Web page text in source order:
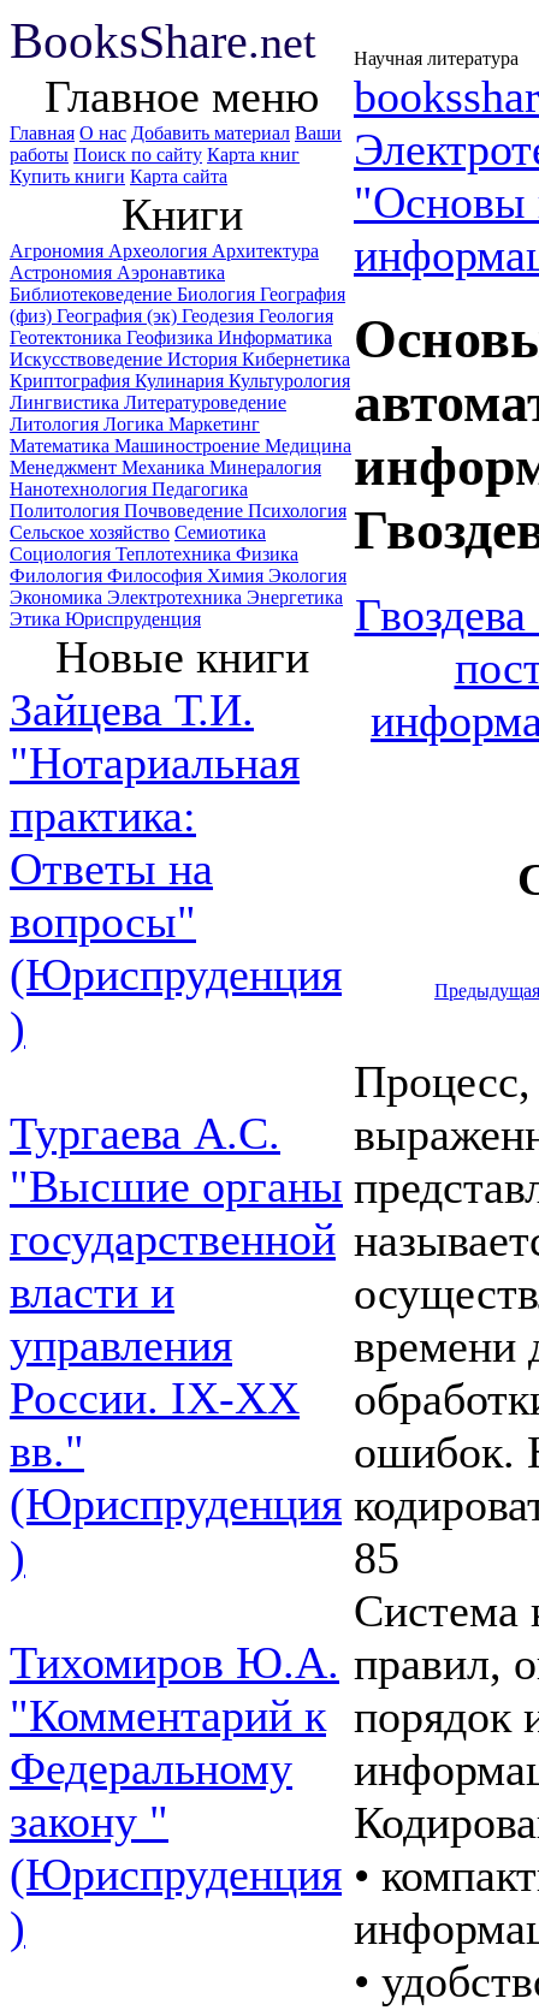
BooksShare.net Научная литература
Главное меню
Главная О нас Добавить материал Ваши
работы Поиск по сайту Карта книг
Купить книги Карта сайта
Книги
Агрономия Археология Архитектура
Астрономия Аэронавтика
Библиотековедение Биология География
(физ) География (эк) Геодезия Геология
Геотектоника Геофизика Информатика
Искусствоведение История Кибернетика
Криптография Кулинария Культурология
Лингвистика Литературоведение
Литология Логика Маркетинг
Математика Машиностроение Медицина
Менеджмент Механика Минералогия
Нанотехнология Педагогика
Политология Почвоведение Психология
Сельское хозяйство Семиотика
Социология Теплотехника Физика
Филология Философия Химия Экология
Экономика Электротехника Энергетика
Этика Юриспруденция
Новые книги
Зайцева Т.И.
"Нотариальная
практика:
Ответы на
вопросы"
(Юриспруденция
)
Тургаева А.С.
"Высшие органы
государственной
власти и
управления
России. IХ-ХХ
вв."
(Юриспруденция
)
Тихомиров Ю.А.
"Комментарий к
Федеральному
закону "
(Юриспруденция
)
"Основы
Предыдущая
времени
ошибок.
85
Система
правил,
порядок
•
•